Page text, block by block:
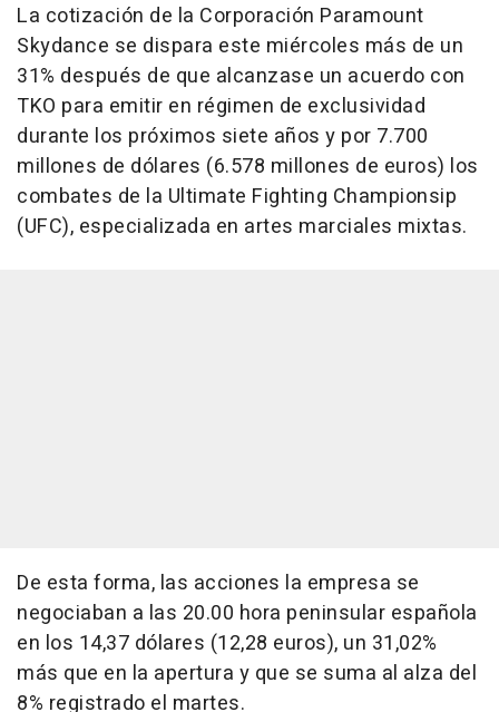
La cotización de la Corporación Paramount
Skydance se dispara este miércoles más de un
31% después de que alcanzase un acuerdo con
TKO para emitir en régimen de exclusividad
durante los próximos siete años y por 7.700
millones de dólares (6.578 millones de euros) los
combates de la Ultimate Fighting Championsip
(UFC), especializada en artes marciales mixtas.
De esta forma, las acciones la empresa se
negociaban a las 20.00 hora peninsular española
en los 14,37 dólares (12,28 euros), un 31,02%
más que en la apertura y que se suma al alza del
8% registrado el martes.